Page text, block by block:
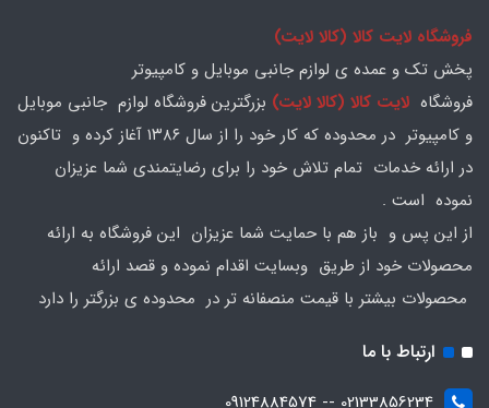
فروشگاه لایت کالا (کالا لایت)
پخش تک و عمده ی لوازم جانبی موبایل و کامپیوتر
فروشگاه لایت کالا (کالا لایت) بزرگترین فروشگاه لوازم جانبی موبایل
و کامپیوتر در محدوده که کار خود را از سال ۱۳۸۶ آغاز کرده و تاکنون
در ارائه خدمات تمام تلاش خود را برای رضایتمندی شما عزیزان
نموده است .
از این پس و باز هم با حمایت شما عزیزان این فروشگاه به ارائه
محصولات خود از طریق وبسایت اقدام نموده و قصد ارائه
محصولات بیشتر با قیمت منصفانه تر در محدوده ی بزرگتر را دارد
ارتباط با ما